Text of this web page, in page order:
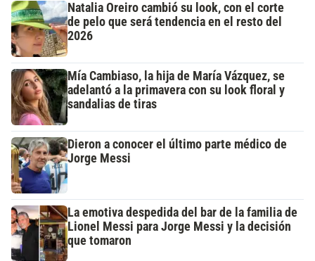
Natalia Oreiro cambió su look, con el corte
de pelo que será tendencia en el resto del
2026
Mía Cambiaso, la hija de María Vázquez, se
adelantó a la primavera con su look floral y
sandalias de tiras
Dieron a conocer el último parte médico de
Jorge Messi
La emotiva despedida del bar de la familia de
Lionel Messi para Jorge Messi y la decisión
que tomaron